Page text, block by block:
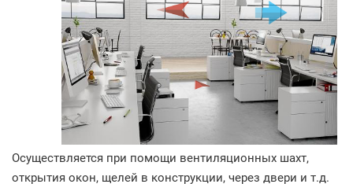
Осуществляется при помощи вентиляционных шахт,
открытия окон, щелей в конструкции, через двери и т.д.